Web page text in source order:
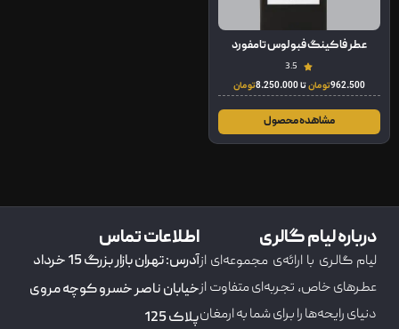
عطر فاکینگ فبولوس تامفورد
3.5
962.500تومانتا8.250.000تومان
مشاهده محصول
درباره لیام گالری
لیام گالری با ارائه‌ی مجموعه‌ای از
عطرهای خاص، تجربه‌ای متفاوت از
دنیای رایحه‌ها را برای شما به ارمغان
اطلاعات تماس
آدرس: تهران بازار بزرگ 15 خرداد
خیابان ناصر خسرو کوچه مروی
پلاک 125